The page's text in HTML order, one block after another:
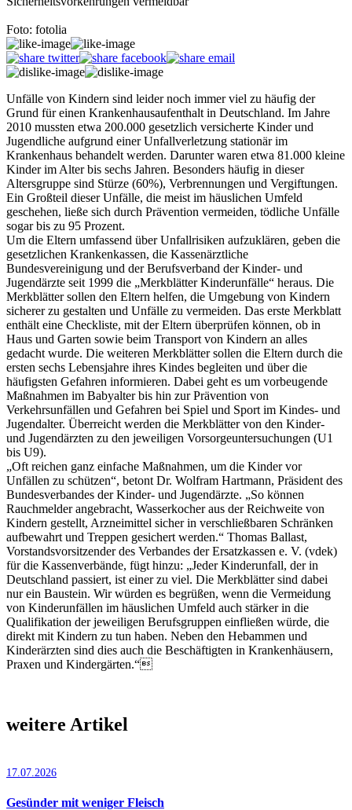
Foto: fotolia
Unfälle von Kindern sind leider noch immer viel zu häufig der
Grund für einen Krankenhausaufenthalt in Deutschland. Im Jahre
2010 mussten etwa 200.000 gesetzlich versicherte Kinder und
Jugendliche aufgrund einer Unfallverletzung stationär im
Krankenhaus behandelt werden. Darunter waren etwa 81.000 kleine
Kinder im Alter bis sechs Jahren. Besonders häufig in dieser
Altersgruppe sind Stürze (60%), Verbrennungen und Vergiftungen.
Ein Großteil dieser Unfälle, die meist im häuslichen Umfeld
geschehen, ließe sich durch Prävention vermeiden, tödliche Unfälle
sogar bis zu 95 Prozent.
Um die Eltern umfassend über Unfallrisiken aufzuklären, geben die
gesetzlichen Krankenkassen, die Kassenärztliche
Bundesvereinigung und der Berufsverband der Kinder- und
Jugendärzte seit 1999 die „Merkblätter Kinderunfälle“ heraus. Die
Merkblätter sollen den Eltern helfen, die Umgebung von Kindern
sicherer zu gestalten und Unfälle zu vermeiden. Das erste Merkblatt
enthält eine Checkliste, mit der Eltern überprüfen können, ob in
Haus und Garten sowie beim Transport von Kindern an alles
gedacht wurde. Die weiteren Merkblätter sollen die Eltern durch die
ersten sechs Lebensjahre ihres Kindes begleiten und über die
häufigsten Gefahren informieren. Dabei geht es um vorbeugende
Maßnahmen im Babyalter bis hin zur Prävention von
Verkehrsunfällen und Gefahren bei Spiel und Sport im Kindes- und
Jugendalter. Überreicht werden die Merkblätter von den Kinder-
und Jugendärzten zu den jeweiligen Vorsorgeuntersuchungen (U1
bis U9).
„Oft reichen ganz einfache Maßnahmen, um die Kinder vor
Unfällen zu schützen“, betont Dr. Wolfram Hartmann, Präsident des
Bundesverbandes der Kinder- und Jugendärzte. „So können
Rauchmelder angebracht, Wasserkocher aus der Reichweite von
Kindern gestellt, Arzneimittel sicher in verschließbaren Schränken
aufbewahrt und Treppen gesichert werden.“ Thomas Ballast,
Vorstandsvorsitzender des Verbandes der Ersatzkassen e. V. (vdek)
für die Kassenverbände, fügt hinzu: „Jeder Kinderunfall, der in
Deutschland passiert, ist einer zu viel. Die Merkblätter sind dabei
nur ein Baustein. Wir würden es begrüßen, wenn die Vermeidung
von Kinderunfällen im häuslichen Umfeld auch stärker in die
Qualifikation der jeweiligen Berufsgruppen einfließen würde, die
direkt mit Kindern zu tun haben. Neben den Hebammen und
Kinderärzten sind dies auch die Beschäftigten in Krankenhäusern,
Praxen und Kindergärten.“
weitere Artikel
17.07.2026
Gesünder mit weniger Fleisch